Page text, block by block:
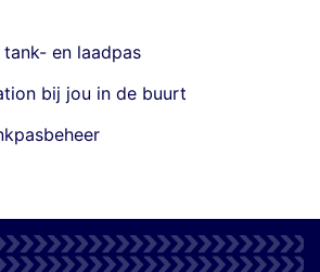
en laadpas
bij jou in de buurt